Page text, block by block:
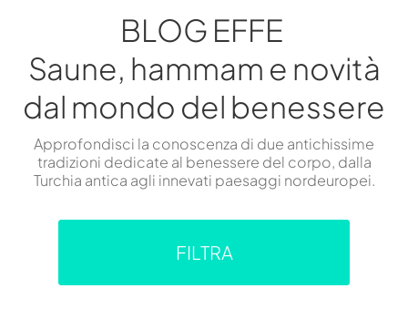
BLOG EFFE
Saune, hammam e novità
dal mondo del benessere
Approfondisci la conoscenza di due antichissime
tradizioni dedicate al benessere del corpo, dalla
Turchia antica agli innevati paesaggi nordeuropei.
FILTRA